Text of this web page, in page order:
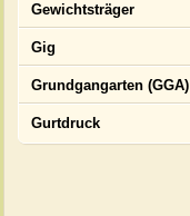
Gewichtsträger
Gig
Grundgangarten (GGA)
Gurtdruck